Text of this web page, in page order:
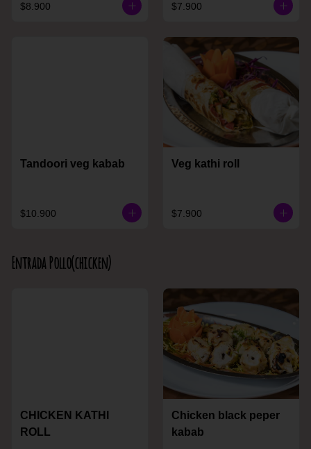
$8.900 $7.900
Tandoori veg kabab
$10.900
Veg kathi roll
$7.900
Entrada Pollo(chicken)
CHICKEN KATHI
ROLL
Chicken black peper
kabab